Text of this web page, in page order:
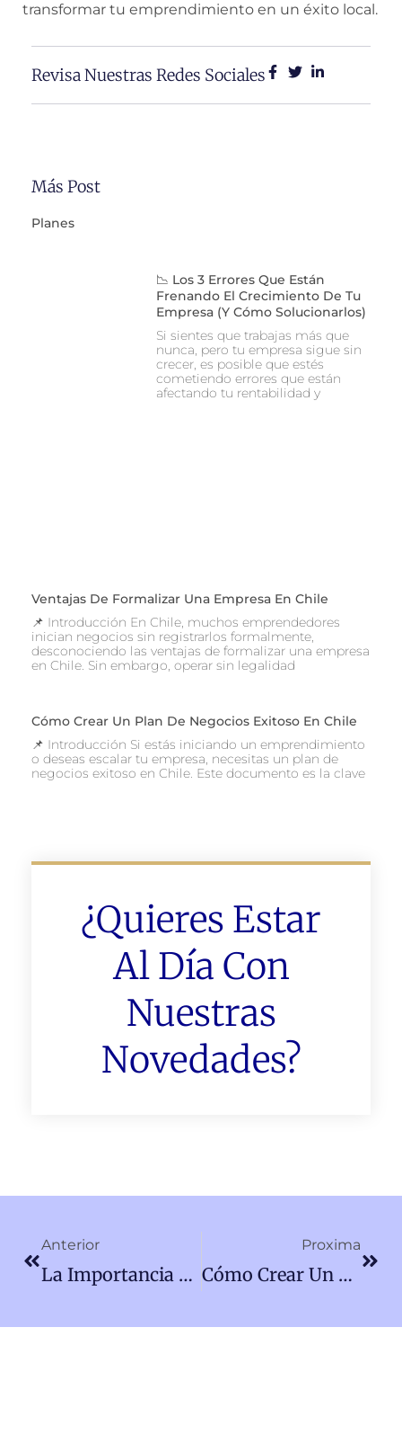
transformar tu emprendimiento en un éxito local.
Revisa Nuestras Redes Sociales
Más Post
Planes
📉 Los 3 Errores Que Están
Frenando El Crecimiento De Tu
Empresa (y Cómo Solucionarlos)
Si sientes que trabajas más que
nunca, pero tu empresa sigue sin
crecer, es posible que estés
cometiendo errores que están
afectando tu rentabilidad y
Ventajas De Formalizar Una Empresa En Chile
📌 Introducción En Chile, muchos emprendedores
inician negocios sin registrarlos formalmente,
desconociendo las ventajas de formalizar una empresa
en Chile. Sin embargo, operar sin legalidad
Cómo Crear Un Plan De Negocios Exitoso En Chile
📌 Introducción Si estás iniciando un emprendimiento
o deseas escalar tu empresa, necesitas un plan de
negocios exitoso en Chile. Este documento es la clave
¿Quieres Estar
Al Día Con
Nuestras
Novedades?
Anterior
La Importancia Del Feedback Del Cliente: ¿Cómo Recogerlo?
Proxima
Cómo Crear Un Sitio Web Atractivo Y Funcional Para Tu PyME